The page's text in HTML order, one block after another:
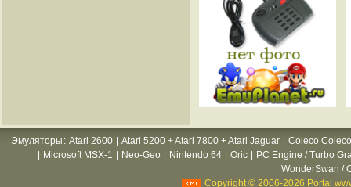
Эмуляторы : Atari 2600 Atari 5200 + Atari 7800 + Atari Jaguar
Coleco
Microsoft MSX-1 Neo-Geo Nintendo 64 Oric
PC Engine / Turbo
WonderSwan /
Copyright © 2006-2026 Portal